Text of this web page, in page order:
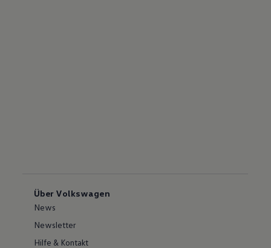
Über Volkswagen
News
Newsletter
Hilfe & Kontakt